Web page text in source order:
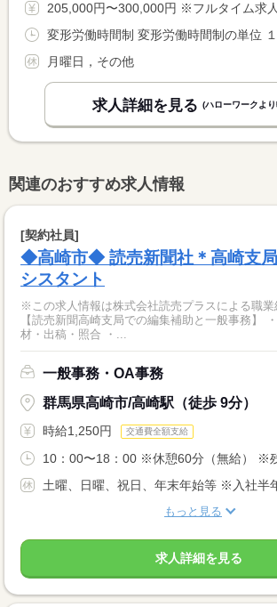
205,000円〜300,000円 ※フルタイム求人の場合は月額（換算額）、パート求人の場合は
月曜日，その他
求人詳細を見る (ハローワークよ
関連のおすすめ求人情報
[契約社員]
◆高崎市◆ 読売新聞社＊高崎支
シスタント
※この求人情報は株式会社読売プラスによる職業
【読売新聞高崎支局での編集補助と一般事務】
材・出稿・照合 ・...
一般事務・OA事務
群馬県高崎市/高崎駅（徒歩 9分）
時給1,250円 交通費全額支給
10：00〜18：00 ※休憩60分（無給） ※
土曜、日曜、祝日、年末年始等 ※入社半
もっと見る
求人詳細を見る